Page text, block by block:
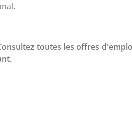
toutes les offres